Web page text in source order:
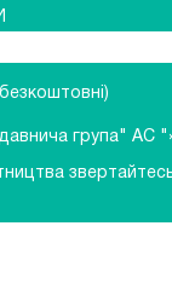
група" АС